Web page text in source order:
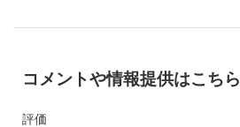
コメントや情報提供はこちら
評価